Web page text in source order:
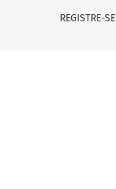
REGISTRE-SE